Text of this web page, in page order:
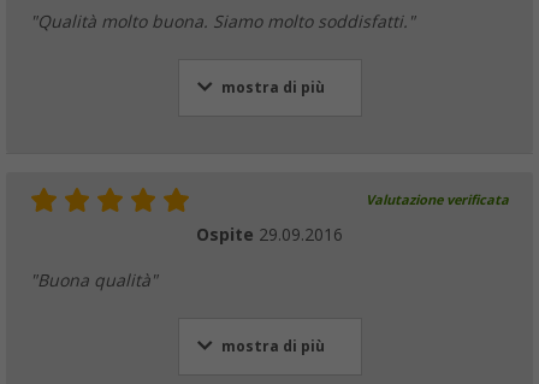
"Qualità molto buona. Siamo molto soddisfatti."
mostra di più
Valutazione verificata
Ospite 29.09.2016
"Buona qualità"
mostra di più